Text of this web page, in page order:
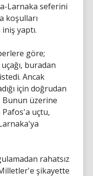
Larnaka seferini
koşulları
yaptı.
göre;
buradan
Ancak
için doğrudan
Bunun üzerine
uçtu,
rahatsız
şikayette